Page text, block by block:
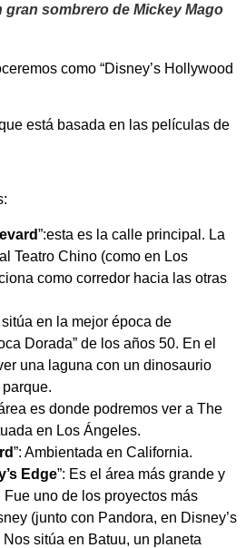
gran sombrero de Mickey Mago
como “Disney’s Hollywood
está basada en las películas de
”:esta es la calle principal. La
Teatro Chino (como en Los
como corredor hacia las otras
sitúa en la mejor época de
Dorada” de los años 50. En el
una laguna con un dinosaurio
es donde podremos ver a The
en Los Ángeles.
”: Ambientada en California.
Edge”: Es el área más grande y
uno de los proyectos más
(junto con Pandora, en Disney’s
sitúa en Batuu, un planeta